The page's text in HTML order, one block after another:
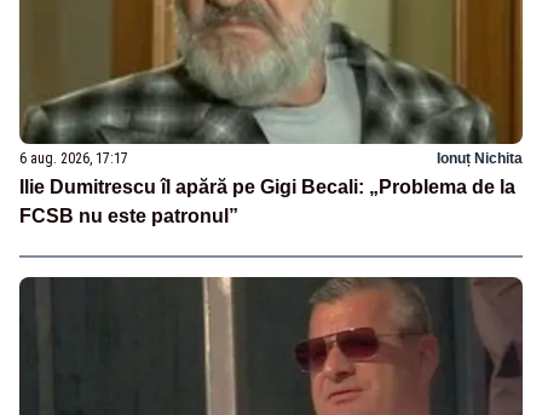
6 aug. 2026, 17:17 Ionuț Nichita
Ilie Dumitrescu îl apără pe Gigi Becali: „Problema de la
FCSB nu este patronul”